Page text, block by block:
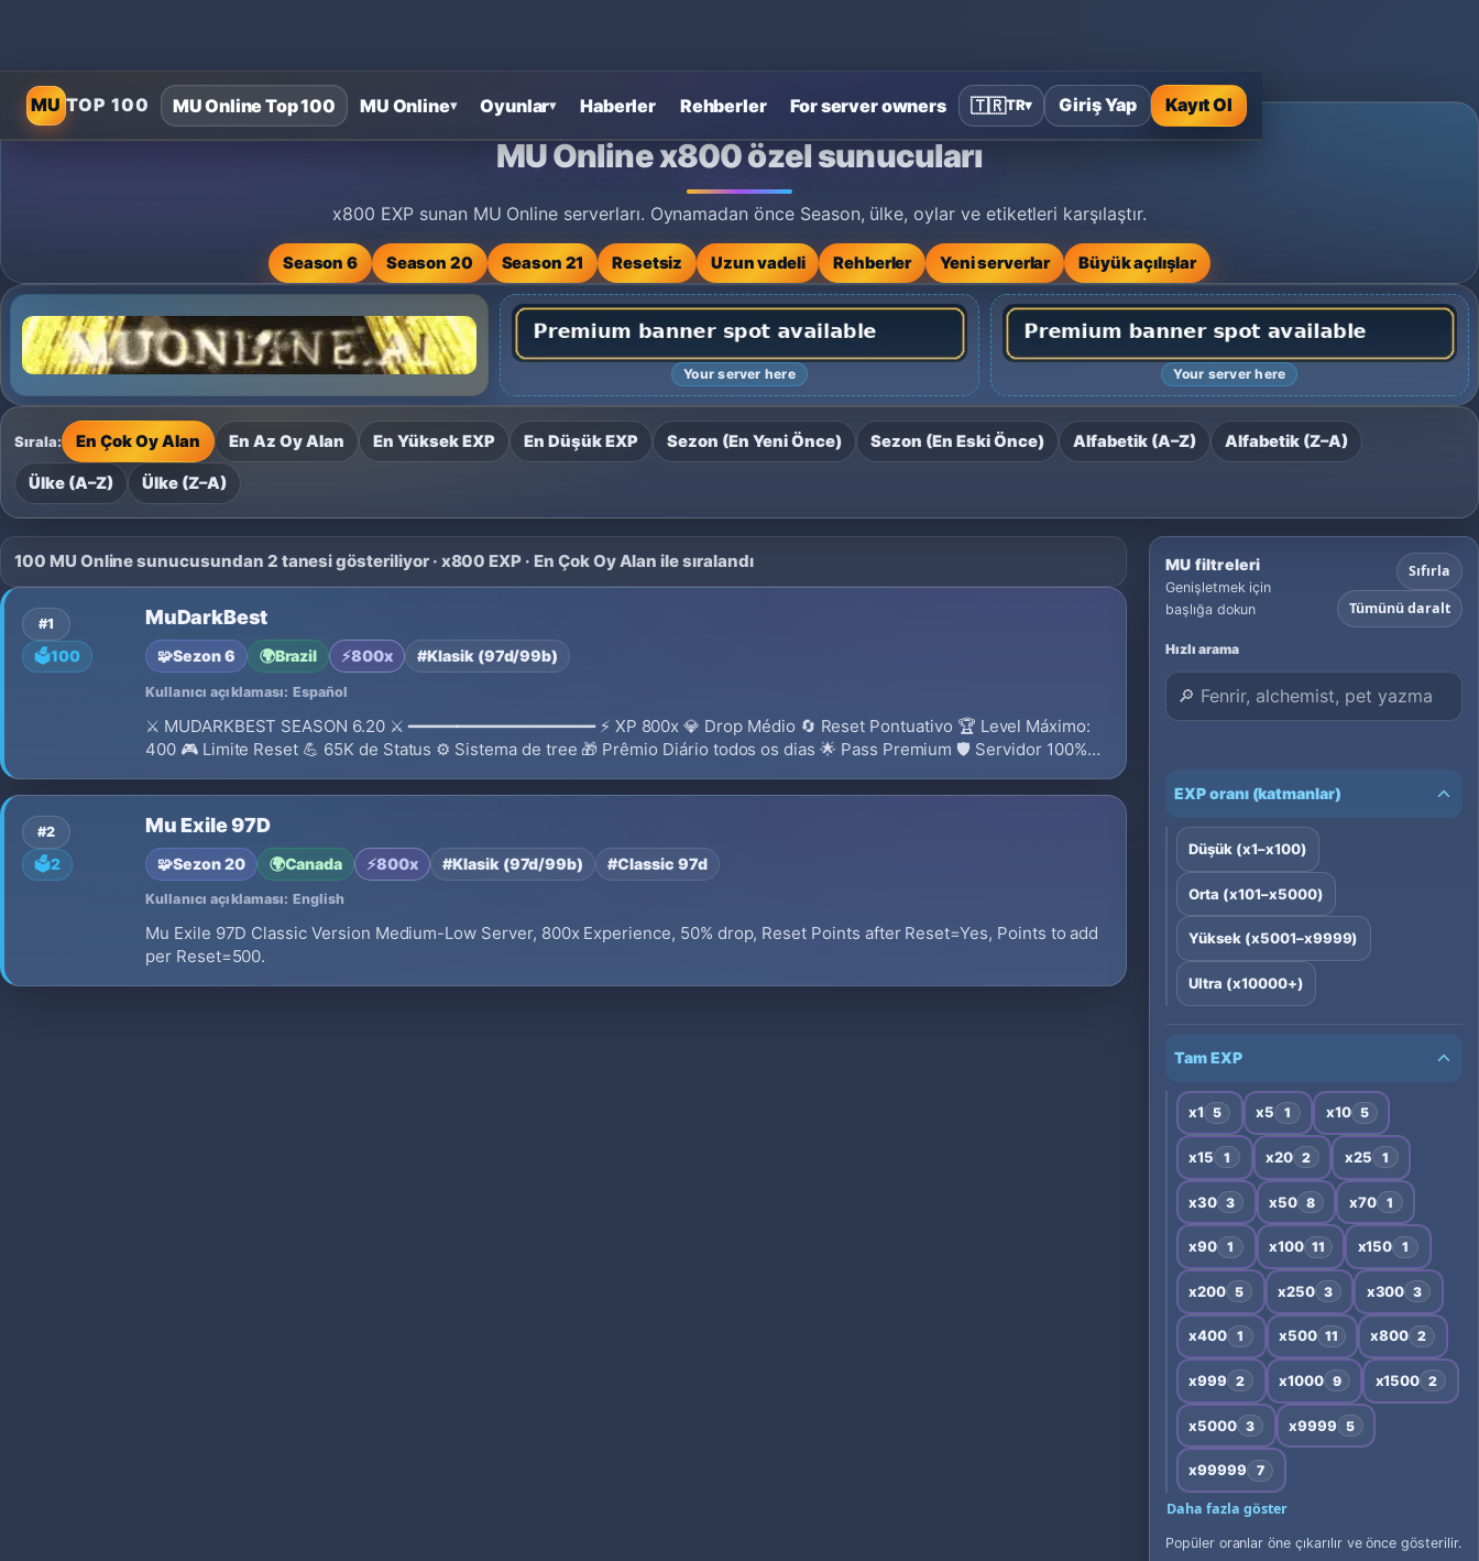
MUTOP 100 MU Online Top 100 MU Online▾ Oyunlar▾ Haberler Rehberler For server owners 🇹🇷TR▾ Giriş Yap Kayıt Ol
Home›MU Online Private Servers ›MU Online x800 özel sunucuları
MU Online x800 özel sunucuları
x800 EXP sunan MU Online serverları. Oynamadan önce Season, ülke, oylar ve etiketleri karşılaştır.
Season 6 Season 20 Season 21 Resetsiz Uzun vadeli Rehberler Yeni serverlar Büyük açılışlar
Your server here Your server here
Sırala: En Çok Oy Alan En Az Oy Alan En Yüksek EXP En Düşük EXP Sezon (En Yeni Önce) Sezon (En Eski Önce) Alfabetik (A–Z) Alfabetik (Z–A)
Ülke (A–Z) Ülke (Z–A)
100 MU Online sunucusundan 2 tanesi gösteriliyor · x800 EXP · En Çok Oy Alan ile sıralandı
#1
🗳️100
MuDarkBest
🧩Sezon 6 🌍Brazil ⚡800x #Klasik (97d/99b)
Kullanıcı açıklaması: Español
⚔ MUDARKBEST SEASON 6.20 ⚔ ━━━━━━━━━━━━━━━━━━━ ⚡ XP 800x 💎 Drop Médio 🔄 Reset Pontuativo 🏆 Level Máximo:
400 🎮 Limite Reset 💪 65K de Status ⚙️ Sistema de tree 🎁 Prêmio Diário todos os dias 🌟 Pass Premium 🛡 Servidor 100%
#2
🗳️2
Mu Exile 97D
🧩Sezon 20 🌍Canada ⚡800x #Klasik (97d/99b) #Classic 97d
Kullanıcı açıklaması: English
Mu Exile 97D Classic Version Medium-Low Server, 800x Experience, 50% drop, Reset Points after Reset=Yes, Points to add
per Reset=500.
MU filtreleri
Genişletmek için
başlığa dokun
Sıfırla
Tümünü daralt
Hızlı arama
EXP oranı (katmanlar)
Düşük (x1–x100)
Orta (x101–x5000)
Yüksek (x5001–x9999)
Ultra (x10000+)
Tam EXP
x1 5 x5 1 x10 5
x15 1 x20 2 x25 1
x30 3 x50 8 x70 1
x90 1 x100 11 x150 1
x200 5 x250 3 x300 3
x400 1 x500 11 x800 2
x999 2 x1000 9 x1500 2
x5000 3 x9999 5
x99999 7
Daha fazla göster
Popüler oranlar öne çıkarılır ve önce gösterilir.